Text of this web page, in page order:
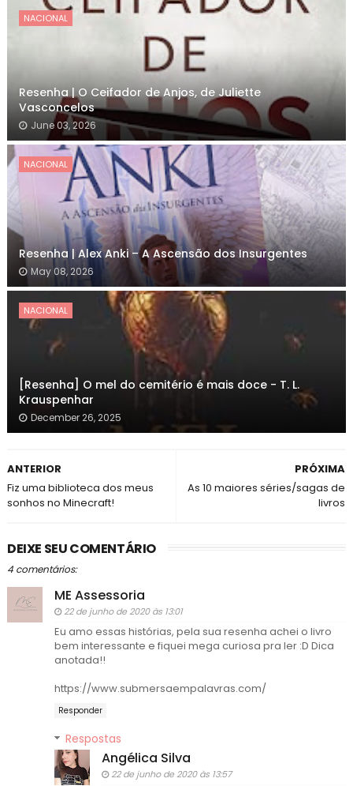
NACIONAL
Resenha | O Ceifador de Anjos, de Juliette
Vasconcelos
June 03, 2026
NACIONAL
Resenha | Alex Anki – A Ascensão dos Insurgentes
May 08, 2026
NACIONAL
[Resenha] O mel do cemitério é mais doce - T. L.
Krauspenhar
December 26, 2025
PRÓXIMA
As 10 maiores séries/sagas de
livros
ANTERIOR
Fiz uma biblioteca dos meus
sonhos no Minecraft!
DEIXE SEU COMENTÁRIO
4 comentários:
ME Assessoria
22 de junho de 2020 às 13:01
Eu amo essas histórias, pela sua resenha achei o livro
bem interessante e fiquei mega curiosa pra ler :D Dica
anotada!!
https://www.submersaempalavras.com/
Responder
Respostas
Angélica Silva
22 de junho de 2020 às 13:57